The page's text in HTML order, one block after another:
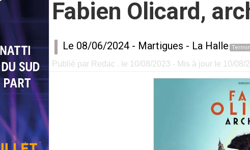
Fabien Olicard,
Le 08/06/2024 - Martigues - La Halle
Publié par Redac . le 10/08/2023 - Mis à jour le 10/08/